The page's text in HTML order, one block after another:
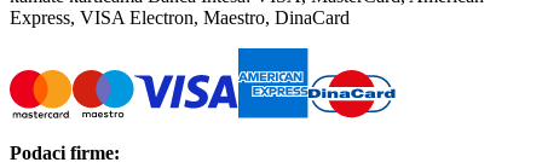
Express, VISA Electron, Maestro, DinaCard
Podaci firme: